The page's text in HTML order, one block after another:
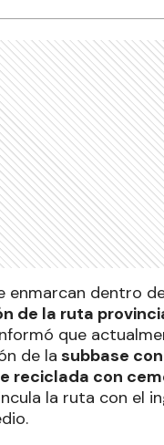
enmarcan dentro
de la ruta
que
de la subbase
reciclada con
la ruta con el